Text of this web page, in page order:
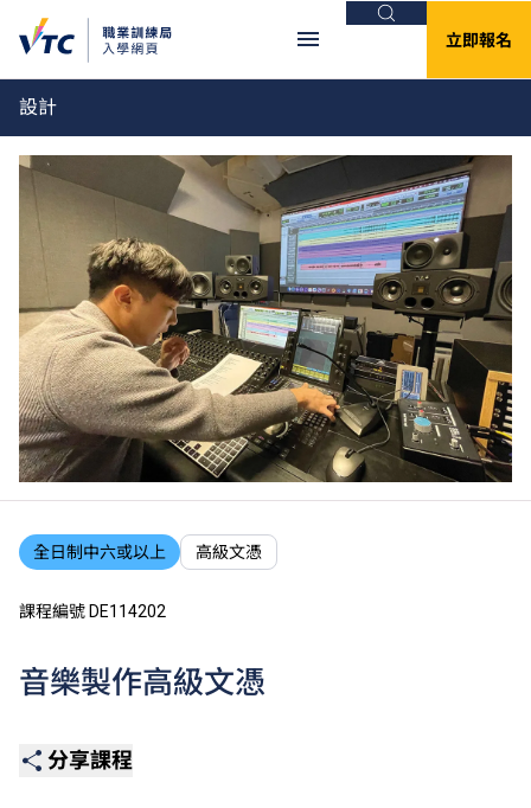
搜尋
立即報名
設計
全日制中六或以上 高級文憑
課程編號 DE114202
音樂製作高級文憑
分享課程